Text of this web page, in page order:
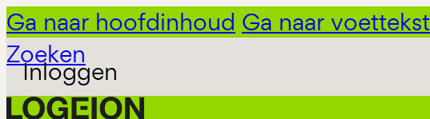
Ga naar hoofdinhoud Ga naar voettekst
Zoeken
Inloggen